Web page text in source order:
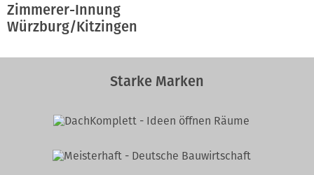
Zimmerer-Innung
Würzburg/Kitzingen
Starke Marken